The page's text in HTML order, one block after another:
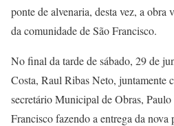
ponte de alvenaria, desta vez, a obra
da comunidade de São Francisco.
No final da tarde de sábado, 29 de
Costa, Raul Ribas Neto, juntamente
secretário Municipal de Obras,
Francisco fazendo a entrega da nova